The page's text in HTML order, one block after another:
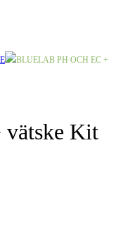
BLUELAB PH OCH EC +
vätske Kit